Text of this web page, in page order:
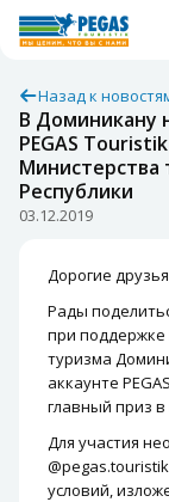
Назад к
В Доминикану
PEGAS
Министерства
Республики
03.12.2019
Дорогие
Рады
при поддержке
туризма
аккаунте
главный приз
Для участия
условий,